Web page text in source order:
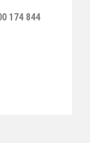
174 844